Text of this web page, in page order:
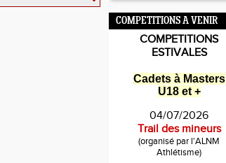
COMPETITIONS A VENIR
COMPETITIONS
ESTIVALES
Cadets à Masters
U18 et +
04/07/2026
Trail des mineurs
(organisé par l'ALNM
Athlétisme)